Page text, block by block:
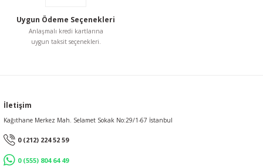
Uygun Ödeme Seçenekleri
Anlaşmalı kredi kartlarına
uygun taksit seçenekleri.
İletişim
Kağıthane Merkez Mah. Selamet Sokak No:29/1-67 İstanbul
0 (212) 224 52 59
0 (555) 804 64 49